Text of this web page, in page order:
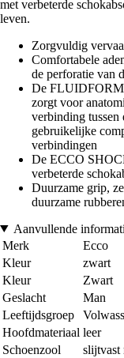
met verbeterde
leven.
Zorgvuldig
Comfortabele
de perforatie van
De
zorgt voor
verbinding tussen
gebruikelijke
verbindingen
De ECCO
verbeterde
Duurzame grip,
duurzame
Aanvullende
Merk
Ecco
Kleur
zwart
Kleur
Zwart
Geslacht
Man
Leeftijdsgroep
Hoofdmateriaal leer
Schoenzool
slijtvast